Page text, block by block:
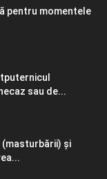
pentru momentele
sau de...
(masturbării) şi